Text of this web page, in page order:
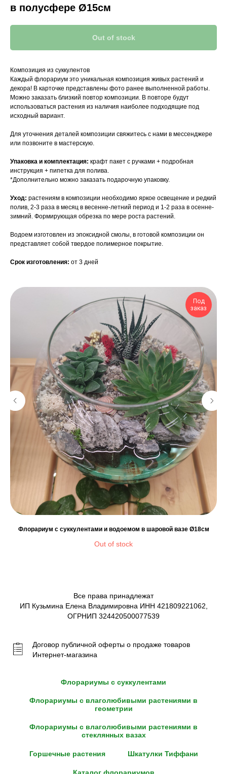
в полусфере Ø15см
Out of stock
Композиция из суккулентов
Каждый флорариум это уникальная композиция живых растений и
декора! В карточке представлены фото ранее выполненной работы.
Можно заказать близкий повтор композиции. В повторе будут
использоваться растения из наличия наиболее подходящие под
исходный вариант.
Для уточнения деталей композиции свяжитесь с нами в мессенджере
или позвоните в мастерскую.
Упаковка и комплектация: крафт пакет с ручками + подробная
инструкция + пипетка для полива.
*Дополнительно можно заказать подарочную упаковку.
Уход: растениям в композиции необходимо яркое освещение и редкий
полив, 2-3 раза в месяц в весенне-летний период и 1-2 раза в осенне-
зимний. Формирующая обрезка по мере роста растений.
Водоем изготовлен из эпоксидной смолы, в готовой композиции он
представляет собой твердое полимерное покрытие.
Срок изготовления: от 3 дней
Под
заказ
Флорариум с суккулентами и водоемом в шаровой вазе Ø18см
Out of stock
Все права принадлежат
ИП Кузьмина Елена Владимировна ИНН 421809221062,
ОГРНИП 324420500077539
Договор публичной оферты о продаже товаров
Интернет-магазина
Флорариумы с суккулентами
Флорариумы с влаголюбивыми растениями в
геометрии
Флорариумы с влаголюбивыми растениями в
стеклянных вазах
Горшечные растения Шкатулки Тиффани
Каталог флорариумов